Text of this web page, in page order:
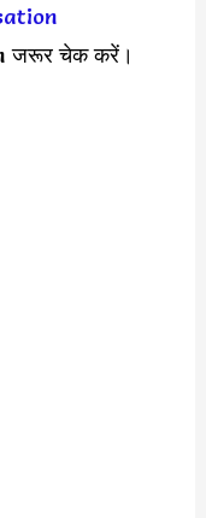
चेक करें।